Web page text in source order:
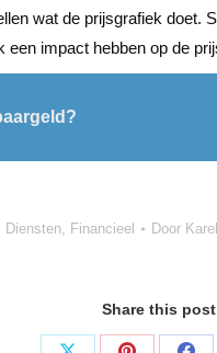
wat de prijsgrafiek doet.
impact hebben op de
Diensten, Financieel Door
Share this post